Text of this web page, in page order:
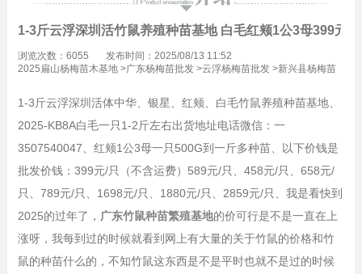
1-3斤云浮深圳活竹鼠养殖种苗基地 白毛红颊1公3母399元/
浏览次数：6055
发布时间：2025/08/13 11:52
2025扁山杨梅苗木基地>广东杨梅苗批发>云浮杨梅苗批发>新兴县杨梅苗
1-3斤云浮深圳活体中华、银星、红颊、白毛竹鼠养殖种苗基地、
2025-KB8A白毛一只1-2斤左右出货地址电话微信：一
3507540047、红颊1公3母一只500G到一斤多种苗、以下价钱是
批发价钱：399元/只（不含运费） 589元/只 458元/只
658元/
只
789元/只 、1698元/只 1880元/只 2859元/只
我是看快到
2025的过年了， 广东竹鼠种苗繁殖基地的价可行是不是一直在上
涨呀，我每到过的时候就看到网上有大量的关于竹鼠的价格和竹
鼠的种苗什么的，不知竹鼠这东西是不是平时也就不是过的时候